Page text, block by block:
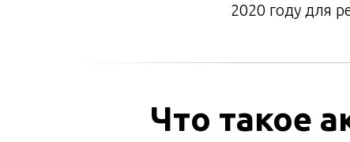
2020 году для
Что такое